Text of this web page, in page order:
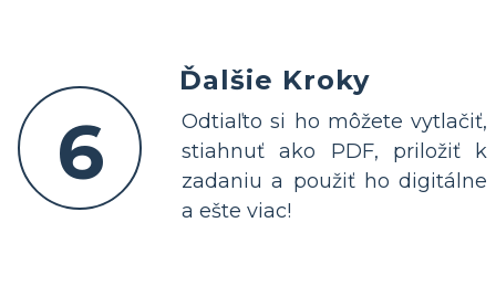
6
Ďalšie Kroky
Odtiaľto si ho môžete vytlačiť,
stiahnuť ako PDF, priložiť k
zadaniu a použiť ho digitálne
a ešte viac!